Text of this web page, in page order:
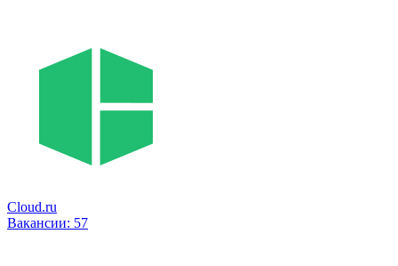
Cloud.ru
Вакансии: 57